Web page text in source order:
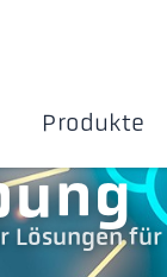
Produkte
Lösungen